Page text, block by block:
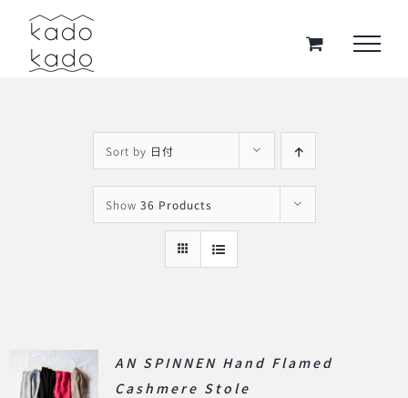
Skip
content
Sort by 日付
Show 36 Products
AN SPINNEN Hand Flamed
Cashmere Stole